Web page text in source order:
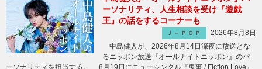
ーソナリティ、人生相談を受け『遊戯
王』の話をするコーナーも
Ｊ－ＰＯＰ
2026年8月8日
中島健人が、2026年8月14日深夜に放送とな
るニッポン放送『オールナイトニッポン』のパ
ーソナリティを担当する。 8月19日にニューシングル『鬼事 / Fiction Love』